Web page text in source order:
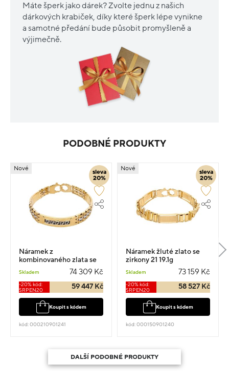
Máte šperk jako dárek? Zvolte jednu z našich
dárkových krabiček, díky které šperk lépe vynikne
a samotné předání bude působit promyšleně a
výjimečně.
PODOBNÉ PRODUKTY
sleva
20%
Nové
Náramek z
kombinovaného zlata se
vzorem vel.21 19.4g
Skladem 74 309 Kč
-20% kód:
SRPEN20
59 447 Kč
Koupit s kódem
kód: 000210901241
sleva
20%
Nové
Náramek žluté zlato se
zirkony 21 19.1g
Skladem 73 159 Kč
-20% kód:
SRPEN20
58 527 Kč
Koupit s kódem
kód: 000150901240
DALŠÍ PODOBNÉ PRODUKTY